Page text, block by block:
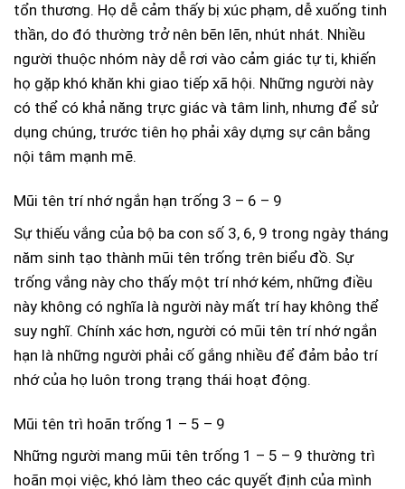
tổn thương. Họ dễ cảm thấy bị xúc phạm, dễ xuống tinh
thần, do đó thường trở nên bẽn lẽn, nhút nhát. Nhiều
người thuộc nhóm này dễ rơi vào cảm giác tự ti, khiến
họ gặp khó khăn khi giao tiếp xã hội. Những người này
có thể có khả năng trực giác và tâm linh, nhưng để sử
dụng chúng, trước tiên họ phải xây dựng sự cân bằng
nội tâm mạnh mẽ.
Mũi tên trí nhớ ngắn hạn trống 3 – 6 – 9
Sự thiếu vắng của bộ ba con số 3, 6, 9 trong ngày tháng
năm sinh tạo thành mũi tên trống trên biểu đồ. Sự
trống vắng này cho thấy một trí nhớ kém, những điều
này không có nghĩa là người này mất trí hay không thể
suy nghĩ. Chính xác hơn, người có mũi tên trí nhớ ngắn
hạn là những người phải cố gắng nhiều để đảm bảo trí
nhớ của họ luôn trong trạng thái hoạt động.
Mũi tên trì hoãn trống 1 – 5 – 9
Những người mang mũi tên trống 1 – 5 – 9 thường trì
hoãn mọi việc, khó làm theo các quyết định của mình